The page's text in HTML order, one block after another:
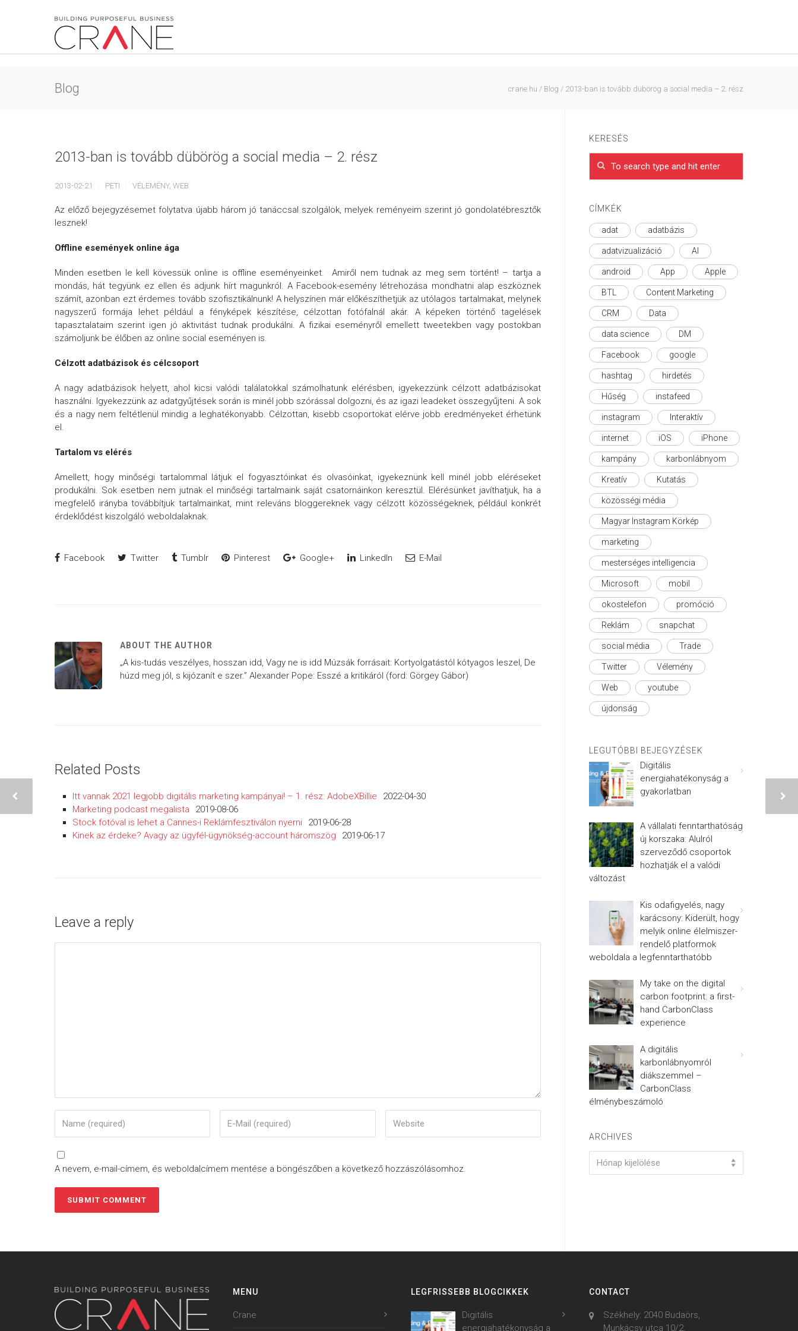
Blog crane.hu / Blog / 2013-ban is tovább dübörög a social media – 2. rész
2013-ban is tovább dübörög a social media – 2. rész
2013-02-21 PETI VÉLEMÉNY, WEB
Az előző bejegyzésemet folytatva újabb három jó tanáccsal szolgálok, melyek reményeim szerint jó gondolatébresztők
lesznek!
Offline események online ága
Minden esetben le kell kövessük online is offline eseményeinket. Amiről nem tudnak az meg sem történt! – tartja a
mondás, hát tegyünk ez ellen és adjunk hírt magunkról. A Facebook-esemény létrehozása mondhatni alap eszköznek
számít, azonban ezt érdemes tovább szofisztikálnunk! A helyszínen már előkészíthetjük az utólagos tartalmakat, melynek
nagyszerű formája lehet például a fényképek készítése, célzottan fotófalnál akár. A képeken történő tagelések
tapasztalataim szerint igen jó aktivitást tudnak produkálni. A fizikai eseményről emellett tweetekben vagy postokban
számoljunk be élőben az online social eseményen is.
Célzott adatbázisok és célcsoport
A nagy adatbázisok helyett, ahol kicsi valódi találatokkal számolhatunk elérésben, igyekezzünk célzott adatbázisokat
használni. Igyekezzünk az adatgyűjtések során is minél jobb szórással dolgozni, és az igazi leadeket összegyűjteni. A sok
és a nagy nem feltétlenül mindig a leghatékonyabb. Célzottan, kisebb csoportokat elérve jobb eredményeket érhetünk
el.
Tartalom vs elérés
Amellett, hogy minőségi tartalommal látjuk el fogyasztóinkat és olvasóinkat, igyekeznünk kell minél jobb eléréseket
produkálni. Sok esetben nem jutnak el minőségi tartalmaink saját csatornáinkon keresztül. Elérésünket javíthatjuk, ha a
megfelelő irányba továbbítjuk tartalmainkat, mint releváns bloggereknek vagy célzott közösségeknek, például konkrét
érdeklődést kiszolgáló weboldalaknak.
Facebook Twitter Tumblr Pinterest Google+ LinkedIn E-Mail
ABOUT THE AUTHOR
„A kis-tudás veszélyes, hosszan idd, Vagy ne is idd Múzsák forrásait: Kortyolgatástól kótyagos leszel, De
húzd meg jól, s kijózanít e szer.” Alexander Pope: Esszé a kritikáról (ford: Görgey Gábor)
Related Posts
Itt vannak 2021 legjobb digitális marketing kampányai! – 1. rész: AdobeXBillie
2022-04-30
Marketing podcast megalista
2019-08-06
Stock fotóval is lehet a Cannes-i Reklámfesztiválon nyerni
2019-06-28
Kinek az érdeke? Avagy az ügyfél-ügynökség-account háromszög
2019-06-17
Leave a reply
A nevem, e-mail-címem, és weboldalcímem mentése a böngészőben a következő hozzászólásomhoz.
KERESÉS
CÍMKÉK
adat adatbázis
adatvizualizáció AI
android App Apple
BTL Content Marketing
CRM Data
data science DM
Facebook google
hashtag hirdetés
Hűség instafeed
instagram Interaktív
internet iOS iPhone
kampány karbonlábnyom
Kreatív Kutatás
közösségi média
Magyar Instagram Körkép
marketing
mesterséges intelligencia
Microsoft mobil
okostelefon promóció
Reklám snapchat
social média Trade
Twitter Vélemény
Web youtube
újdonság
LEGUTÓBBI BEJEGYZÉSEK
Digitális
energiahatékonyság a
gyakorlatban
A vállalati fenntarthatóság
új korszaka: Alulról
szerveződő csoportok
hozhatják el a valódi
változást
Kis odafigyelés, nagy
karácsony: Kiderült, hogy
melyik online élelmiszer-
rendelő platformok
weboldala a legfenntarthatóbb
My take on the digital
carbon footprint: a first-
hand CarbonClass
experience
A digitális
karbonlábnyomról
diákszemmel –
CarbonClass
élménybeszámoló
ARCHIVES
Hónap kijelölése
MENU
Crane
LEGFRISSEBB BLOGCIKKEK
Digitális
energiahatékonyság a
CONTACT
Székhely: 2040 Budaörs,
Munkácsy utca 10/2.